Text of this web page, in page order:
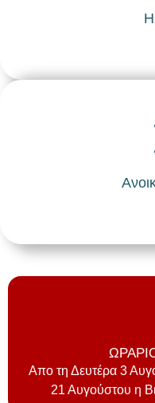
Απο τη Δευτέρα 3
21 Αυγούστου η